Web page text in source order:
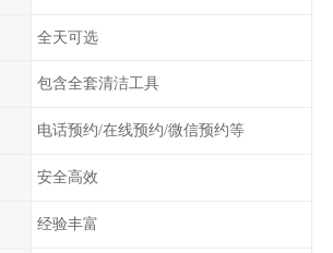
全天可选
包含全套清洁工具
电话预约/在线预约/微信预约等
安全高效
经验丰富